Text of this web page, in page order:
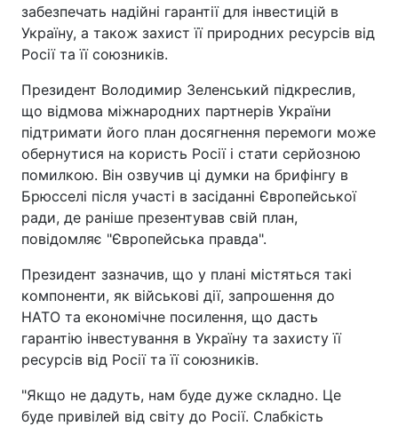
забезпечать надійні гарантії для інвестицій в
Україну, а також захист її природних ресурсів від
Росії та її союзників.
Президент Володимир Зеленський підкреслив,
що відмова міжнародних партнерів України
підтримати його план досягнення перемоги може
обернутися на користь Росії і стати серйозною
помилкою. Він озвучив ці думки на брифінгу в
Брюсселі після участі в засіданні Європейської
ради, де раніше презентував свій план,
повідомляє "Європейська правда".
Президент зазначив, що у плані містяться такі
компоненти, як військові дії, запрошення до
НАТО та економічне посилення, що дасть
гарантію інвестування в Україну та захисту її
ресурсів від Росії та її союзників.
"Якщо не дадуть, нам буде дуже складно. Це
буде привілей від світу до Росії. Слабкість